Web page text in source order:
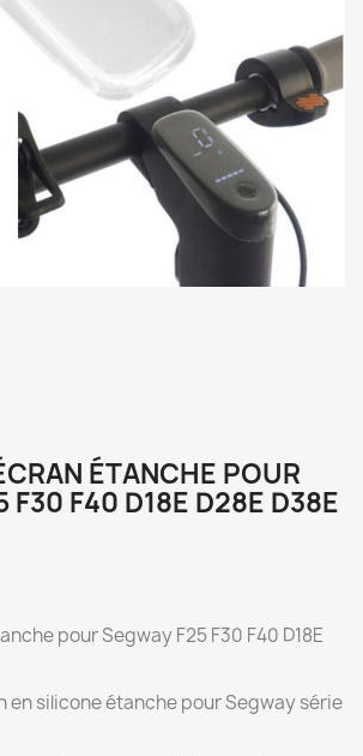
ÉTANCHE POUR
F30 F40 D18E D28E D38E
pour Segway F25 F30 F40 D18E
en silicone étanche pour Segway série